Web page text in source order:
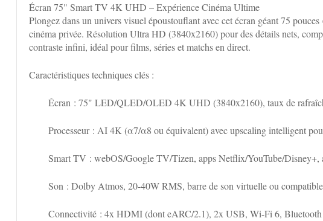
Écran 75" Smart TV 4K UHD – Expérience Cinéma Ultime
Plongez dans un univers visuel époustouflant avec cet écran géant 75
cinéma privée. Résolution Ultra HD (3840x2160) pour des détails nets,
contraste infini, idéal pour films, séries et matchs en direct.
Caractéristiques techniques clés :
Écran : 75" LED/QLED/OLED 4K UHD (3840x2160), taux de
Processeur: AI 4K (α7/α8 ou équivalent) avec upscaling intelligent
Smart TV : webOS/Google TV/Tizen, apps Netflix/YouTube/
Son : Dolby Atmos, 20-40W RMS, barre de son virtuelle ou
Connectivité : 4x HDMI (dont eARC/2.1), 2x USB, Wi-Fi 6, Bluetooth